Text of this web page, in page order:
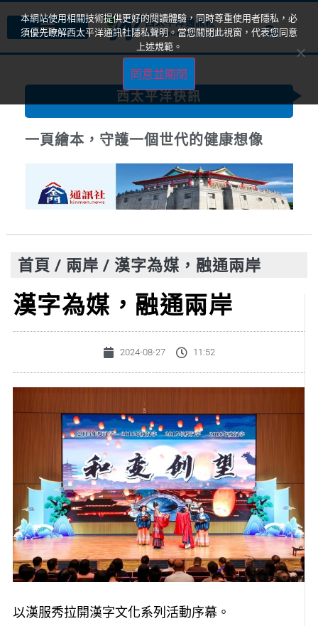
西太平洋快訊
一頁繪本，守護一個世代的健康想像
首頁 / 兩岸 / 漢字為媒，融通兩岸
漢字為媒，融通兩岸
2024-08-27 11:52
以漢服秀拉開漢字文化系列活動序幕。
本網站使用相關技術提供更好的閱讀體驗，同時尊重使用者隱私，必
須優先瞭解西太平洋通訊社隱私聲明。當您關閉此視窗，代表您同意
上述規範。
同意並關閉